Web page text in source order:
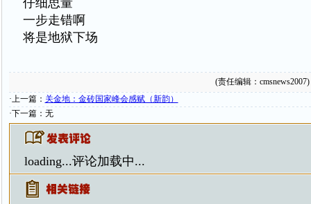
仔细思量
一步走错啊
将是地狱下场
(责任编辑：cmsnews2007)
·上一篇： 关金地：金砖国家峰会感赋（新韵）
·下一篇：无
loading...评论加载中...